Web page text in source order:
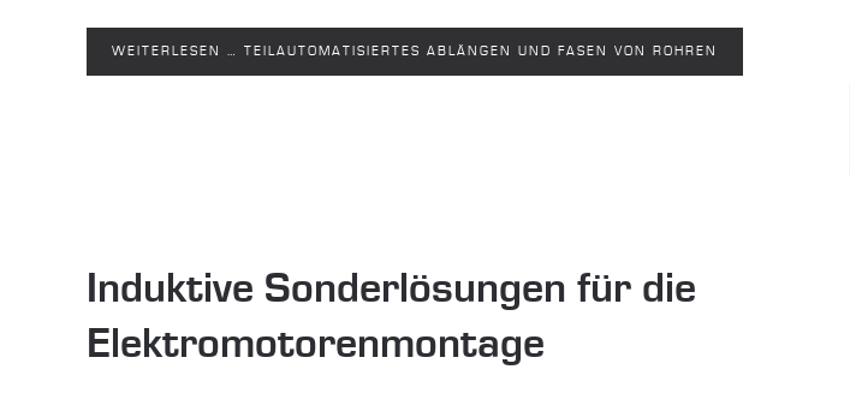
WEITERLESEN … TEILAUTOMATISIERTES ABLÄNGEN UND FASEN VON ROHREN
Induktive Sonderlösungen für die
Elektromotorenmontage